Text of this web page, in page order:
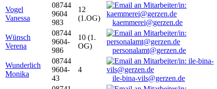
Vogel
Vanessa
08744
9604
983
12
(1.OG)
kaemmerei@gerzen.de
Wünsch
Verena
08744
9604-
986
10 (1.
OG)
personalamt@gerzen.de
Wunderlich
Monika
08744
9604-
43
4
ile-bina-vils@gerzen.de